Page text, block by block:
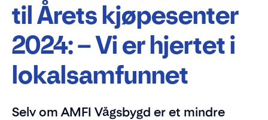
til Årets kjøpesenter
2024: – Vi er hjertet i
lokalsamfunnet
Selv om AMFI Vågsbygd er et mindre